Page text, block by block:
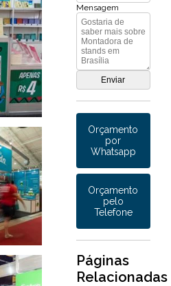
Mensagem
Orçamento
por
Whatsapp
Orçamento
pelo
Telefone
Páginas
Relacionadas